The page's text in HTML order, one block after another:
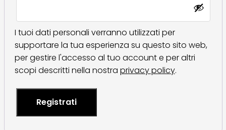
I tuoi dati personali verranno utilizzati per
supportare la tua esperienza su questo sito web,
per gestire l'accesso al tuo account e per altri
scopi descritti nella nostra privacy policy.
Registrati